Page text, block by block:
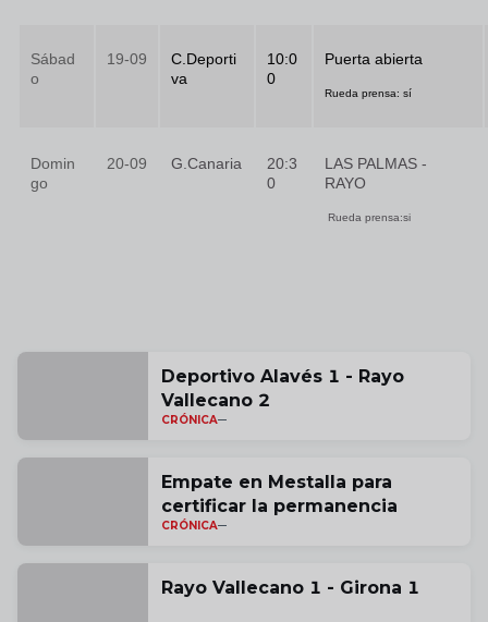
Sábad
o
19-09
C.Deporti
va
10:0
0
Puerta abierta
Rueda prensa: sí
Domin
go
20-09 G.Canaria
20:3
0
LAS PALMAS -
RAYO
Rueda prensa:si
Deportivo Alavés 1 - Rayo
Vallecano 2
CRÓNICA
Empate en Mestalla para
certificar la permanencia
CRÓNICA
Rayo Vallecano 1 - Girona 1